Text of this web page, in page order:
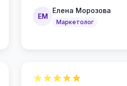
ЕМ
Елена Морозова
Маркетолог